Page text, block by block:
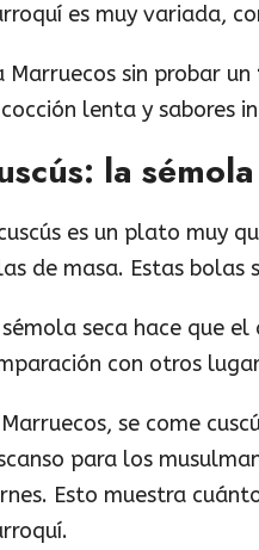
es muy variada,
Marruecos sin probar un
lenta y sabores
la
es un plato muy
de masa. Estas bolas
seca hace que el
con otros
Marruecos, se come
para los
Esto muestra